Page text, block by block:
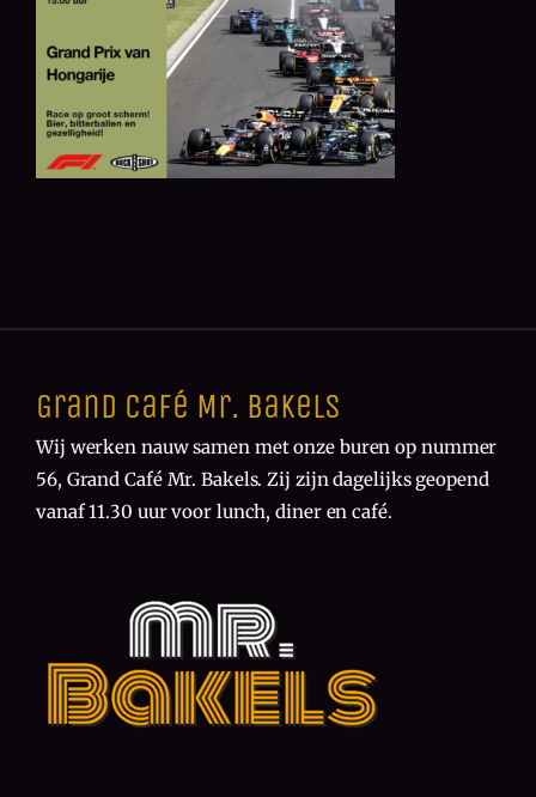
Grand Café Mr. Bakels
Wij werken nauw samen met onze buren op nummer
56, Grand Café Mr. Bakels. Zij zijn dagelijks geopend
vanaf 11.30 uur voor lunch, diner en café.